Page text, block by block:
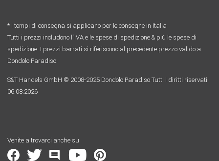
* I tempi di consegna si applicano per le consegne in Italia
Tutti i prezzi includono l´IVA e le spese di spedizione & più le spese di
spedizione. I prezzi barrati si riferiscono al precedente prezzo valido a
Dondolo Paradiso.
S&T Handels GmbH © 2008-2025 Dondolo Paradiso Tutti i diritti riservati.
06.08.2026
Venite a trovarci anche su